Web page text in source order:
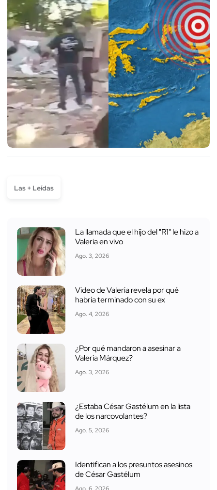
Las + Leídas
La llamada que el hijo del "R1" le hizo a
Valeria en vivo
Ago. 3, 2026
Video de Valeria revela por qué
habría terminado con su ex
Ago. 4, 2026
¿Por qué mandaron a asesinar a
Valeria Márquez?
Ago. 3, 2026
¿Estaba César Gastélum en la lista
de los narcovolantes?
Ago. 5, 2026
Identifican a los presuntos asesinos
de César Gastélum